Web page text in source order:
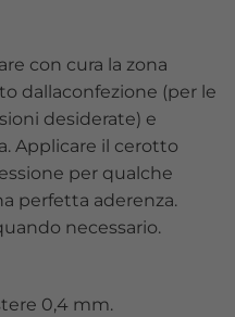
con cura la zona
dallaconfezione (per le
desiderate) e
Applicare il cerotto
per qualche
perfetta aderenza.
necessario.
0,4 mm.